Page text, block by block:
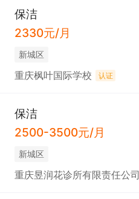
保洁
2330元/月
新城区
重庆枫叶国际学校 认证
保洁
2500-3500元/月
新城区
重庆昱润花诊所有限责任公司